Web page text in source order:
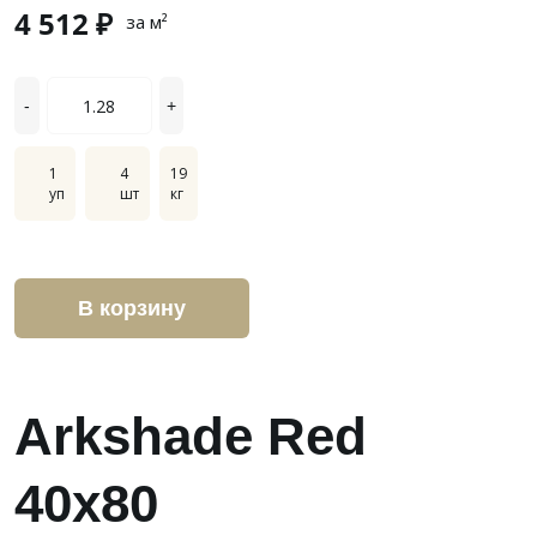
Arkshade Red
40x80
4 512 ₽ за м²
- +
1
уп
4
шт
19
кг
В корзину